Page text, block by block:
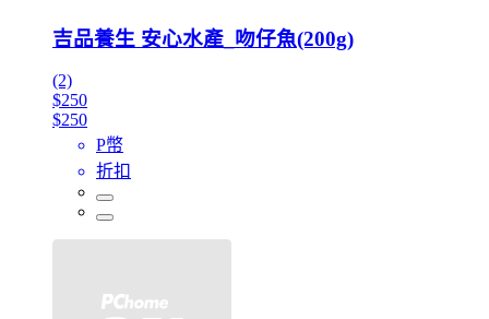
吉品養生 安心水產_吻仔魚(200g)
(2)
$250
$250
P幣
折扣